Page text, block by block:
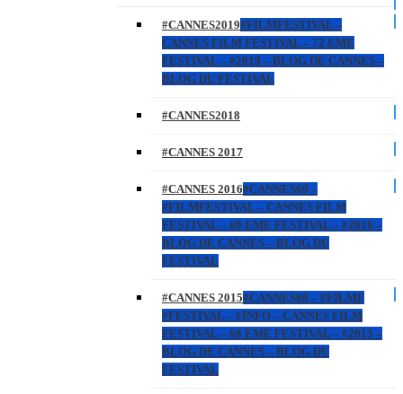
#CANNES2019#FILMFESTIVAL –
CANNES FILM FESTIVAL – 72 EME
FESTIVAL – #2019 – BLOG DE CANNES –
BLOG DU FESTIVAL
#CANNES2018
#CANNES 2017
#CANNES 2016#CANNES69 –
#FILMFESTIVAL – CANNES FILM
FESTIVAL – 69 EME FESTIVAL – #2016 –
BLOG DE CANNES – BLOG DU
FESTIVAL
#CANNES 2015#CANNES68 – #FILMF
#FESTIVAL – #INFO – CANNES FILM
FESTIVAL – 68 EME FESTIVAL – #2015 –
BLOG DE CANNES – BLOG DU
FESTIVAL